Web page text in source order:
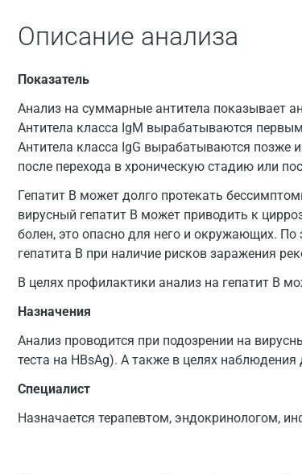
Описание анализа
Показатель
Анализ на суммарные антитела показывает
Антитела класса IgM вырабатываются
Антитела класса IgG вырабатываются позже
после перехода в хроническую стадию или
Гепатит В может долго протекать
вирусный гепатит В может приводить к
болен, это опасно для него и окружающих.
гепатита B при наличие рисков заражения
В целях профилактики анализ на гепатит В
Назначения
Анализ проводится при подозрении на
теста на HBsAg). А также в целях
Специалист
Назначается терапевтом, эндокринологом,